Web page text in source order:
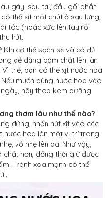
gáy, sau tai, đầu gối phần
thể xịt một chút ở sau lưng,
tóc (hoặc xức lên tay rồi
hút.
Khi cơ thể sạch sẽ và có đủ
dễ dàng bám chặt lên làn
thế, bạn có thể xịt nước hoa
muốn dùng nước hoa vào
hãy thoa kem dưỡng
thơm lâu như thế nào?
đứng, nhấn nút xịt vào các
nước hoa lên một vị trí trong
vỗ nhẹ lên da. Như vậy,
chặt hơn, đồng thời giữ được
Tránh xoa mạnh có thể